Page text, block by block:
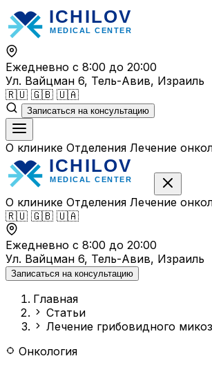
Перейти
к
содержимому
Ежедневно с 8:00 до 20:00
Ул. Вайцман 6, Тель-Авив, Израиль
🇷🇺 🇬🇧 🇺🇦
Записаться на консультацию
О клинике Отделения Лечение
О клинике Отделения Лечение
🇷🇺 🇬🇧 🇺🇦
Ежедневно с 8:00 до 20:00
Ул. Вайцман 6, Тель-Авив, Израиль
Записаться на консультацию
Главная
Статьи
Лечение грибовидного
Онкология